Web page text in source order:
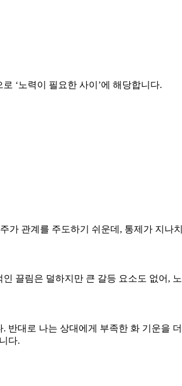
로 ‘노력이 필요한 사이 ’에 해당합니다.
가 관계를 주도하기 쉬운데, 통제가 지나
끌림은 덜하지만 큰 갈등 요소도 없어,
대로 나는 상대에게 부족한 화 기운을
다.